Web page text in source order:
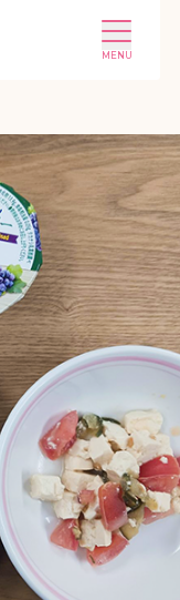
選ばれる理由
ニュース
採用情報